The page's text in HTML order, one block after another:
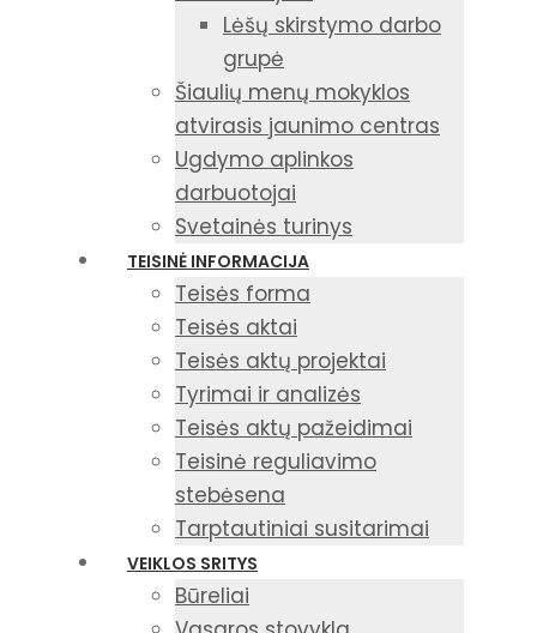
Lėšų skirstymo darbo
grupė
Šiaulių menų mokyklos
atvirasis jaunimo centras
Ugdymo aplinkos
darbuotojai
Svetainės turinys
TEISINĖ INFORMACIJA
Teisės forma
Teisės aktai
Teisės aktų projektai
Tyrimai ir analizės
Teisės aktų pažeidimai
Teisinė reguliavimo
stebėsena
Tarptautiniai susitarimai
VEIKLOS SRITYS
Būreliai